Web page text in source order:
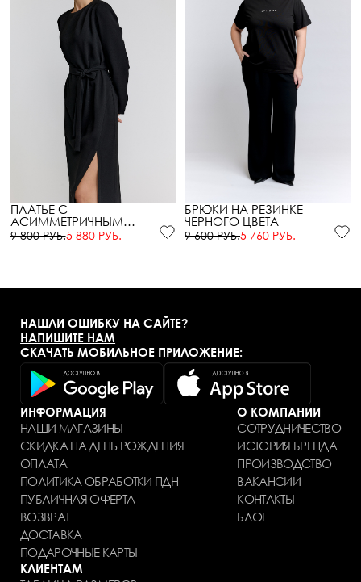
ПЛАТЬЕ С
АСИММЕТРИЧНЫМ
ВЫРЕЗОМ
9 800 РУБ.5 880 РУБ.
БРЮКИ НА РЕЗИНКЕ
ЧЕРНОГО ЦВЕТА
9 600 РУБ.5 760 РУБ.
НАШЛИ ОШИБКУ НА САЙТЕ?
НАПИШИТЕ НАМ
СКАЧАТЬ МОБИЛЬНОЕ ПРИЛОЖЕНИЕ:
ИНФОРМАЦИЯ
НАШИ МАГАЗИНЫ
СКИДКА НА ДЕНЬ РОЖДЕНИЯ
ОПЛАТА
ПОЛИТИКА ОБРАБОТКИ ПДН
ПУБЛИЧНАЯ ОФЕРТА
ВОЗВРАТ
ДОСТАВКА
ПОДАРОЧНЫЕ КАРТЫ
О КОМПАНИИ
СОТРУДНИЧЕСТВО
ИСТОРИЯ БРЕНДА
ПРОИЗВОДСТВО
ВАКАНСИИ
КОНТАКТЫ
БЛОГ
КЛИЕНТАМ